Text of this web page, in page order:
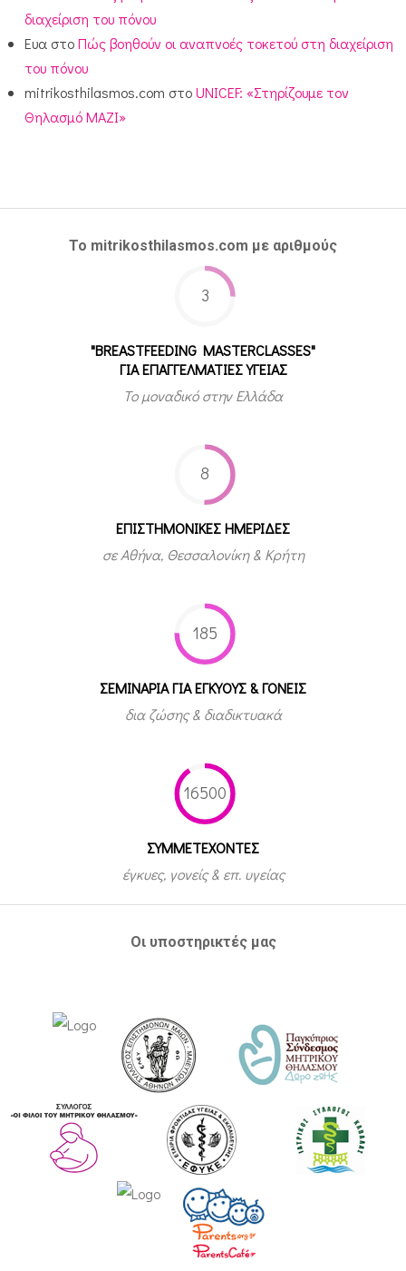
διαχείριση του πόνου
Ευα στοΠώς βοηθούν οι αναπνοές τοκετού στη διαχείριση
του πόνου
mitrikosthilasmos.com στοUNICEF: «Στηρίζουμε τον
Θηλασμό ΜΑΖΙ»
Το mitrikosthilasmos.com με αριθμούς
3
"BREASTFEEDING MASTERCLASSES"
ΓΙΑ ΕΠΑΓΓΕΛΜΑΤΙΕΣ ΥΓΕΙΑΣ
Το μοναδικό στην Ελλάδα
8
ΕΠΙΣΤΗΜΟΝΙΚΕΣ ΗΜΕΡΙΔΕΣ
σε Αθήνα, Θεσσαλονίκη & Κρήτη
185
ΣΕΜΙΝΑΡΙΑ ΓΙΑ ΕΓΚΥΟΥΣ & ΓΟΝΕΙΣ
δια ζώσης & διαδικτυακά
16500
ΣΥΜΜΕΤEΧΟΝΤΕΣ
έγκυες, γονείς & επ. υγείας
Οι υποστηρικτές μας